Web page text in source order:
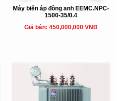
Máy biến áp đông anh EEMC.NPC-
1500-35/0.4
Giá bán: 450,000,000 VNĐ